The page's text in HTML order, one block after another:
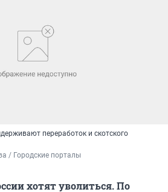
переработок и скотского
/ Городские порталы
хотят уволиться. По